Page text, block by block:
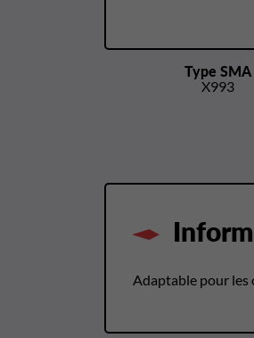
Type SMA
X993
Adaptable pour les